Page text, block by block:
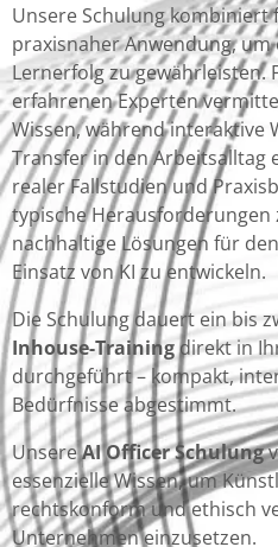
Unsere Schulung
praxisnaher Anwendung,
Lernerfolg zu gewährleisten.
erfahrenen Experten
Wissen, während interaktive
Transfer in den Arbeitsalltag
realer Fallstudien und
typische Herausforderungen
nachhaltige Lösungen für
Einsatz von KI zu entwickeln.
Die Schulung dauert ein bis
Inhouse-Trainingdirekt in
durchgeführt – kompakt,
Bedürfnisse abgestimmt.
UnsereAI Officer Schulung
essenzielle Wissen, um
rechtskonform und ethisch
Unternehmen einzusetzen.